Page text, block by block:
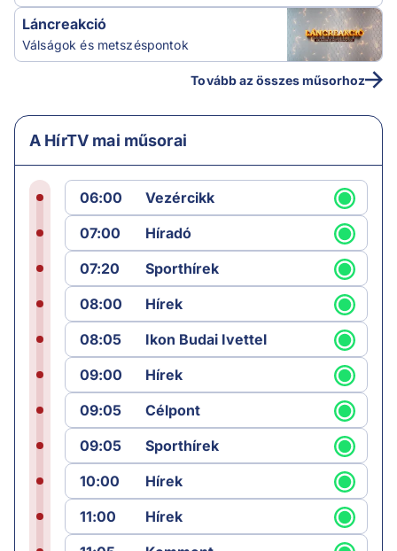
Láncreakció
Válságok és metszéspontok
Tovább az összes műsorhoz
A HírTV mai műsorai
06:00
Vezércikk
07:00
Híradó
07:20
Sporthírek
08:00
Hírek
08:05
Ikon Budai Ivettel
09:00
Hírek
09:05
Célpont
09:05
Sporthírek
10:00
Hírek
11:00
Hírek